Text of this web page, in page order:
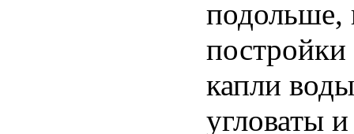
подольше,
постройки
капли
угловаты